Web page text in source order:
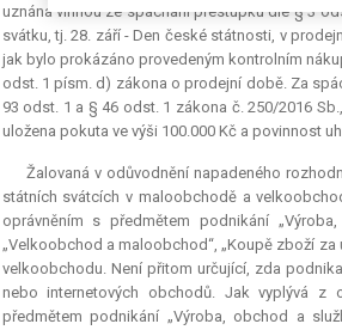
uznána vinnou ze spáchání přestupku dle § 3
svátku, tj. 28. září - Den české státnosti, v
jak bylo prokázáno provedeným kontrolním
odst. 1 písm. d) zákona o prodejní době. Za
93 odst. 1 a § 46 odst. 1 zákona č. 250/2016
uložena pokuta ve výši 100.000 Kč a povinnost
Žalovaná v odůvodnění napadeného
státních svátcích v maloobchodě a
oprávněním s předmětem podnikání
„Velkoobchod a maloobchod“, „Koupě zboží
velkoobchodu. Není přitom určující, zda
nebo internetových obchodů. Jak vyplývá z
předmětem podnikání „Výroba, obchod a